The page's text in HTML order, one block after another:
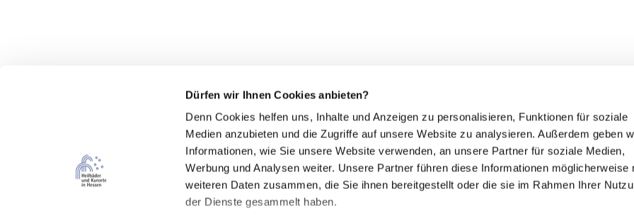
Dürfen wir Ihnen Cookies anbieten?
Denn Cookies helfen uns, Inhalte und Anzeigen zu personalisieren, Funktionen für soziale
Medien anzubieten und die Zugriffe auf unsere Website zu analysieren. Außerdem geben
Informationen, wie Sie unsere Website verwenden, an unsere Partner für soziale Medien,
Werbung und Analysen weiter. Unsere Partner führen diese Informationen möglicherweise
weiteren Daten zusammen, die Sie ihnen bereitgestellt oder die sie im Rahmen Ihrer
der Dienste gesammelt haben.
Natürliche Kompetenz